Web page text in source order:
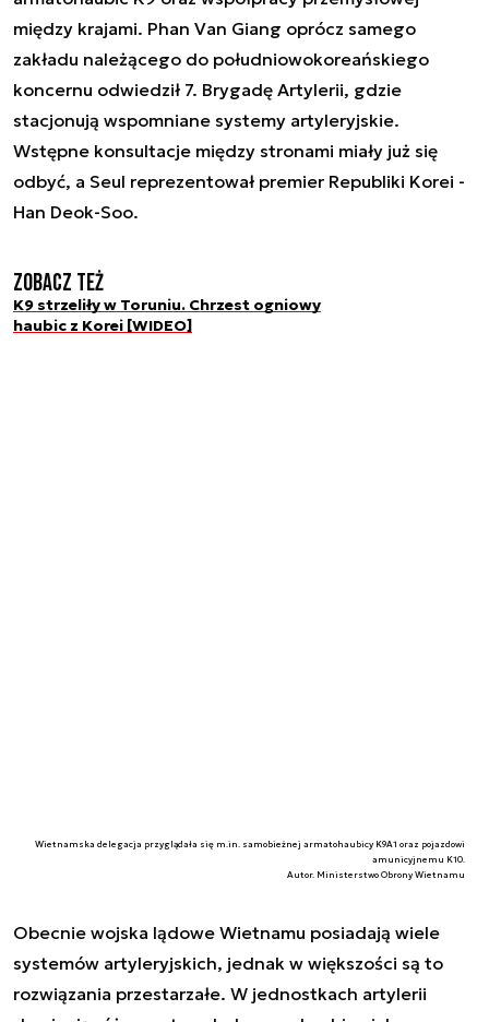
między krajami. Phan Van Giang oprócz samego
zakładu należącego do południowokoreańskiego
koncernu odwiedził 7. Brygadę Artylerii, gdzie
stacjonują wspomniane systemy artyleryjskie.
Wstępne konsultacje między stronami miały już się
odbyć, a Seul reprezentował premier Republiki Korei -
Han Deok-Soo.
Zobacz też
K9 strzeliły w Toruniu. Chrzest ogniowy
haubic z Korei [WIDEO]
Wietnamska delegacja przyglądała się m.in. samobieżnej armatohaubicy K9A1 oraz pojazdowi
amunicyjnemu K10.
Autor. Ministerstwo Obrony Wietnamu
Obecnie wojska lądowe Wietnamu posiadają wiele
systemów artyleryjskich, jednak w większości są to
rozwiązania przestarzałe. W jednostkach artylerii